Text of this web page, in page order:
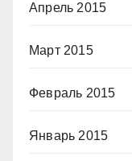
Апрель 2015
Март 2015
Февраль 2015
Январь 2015